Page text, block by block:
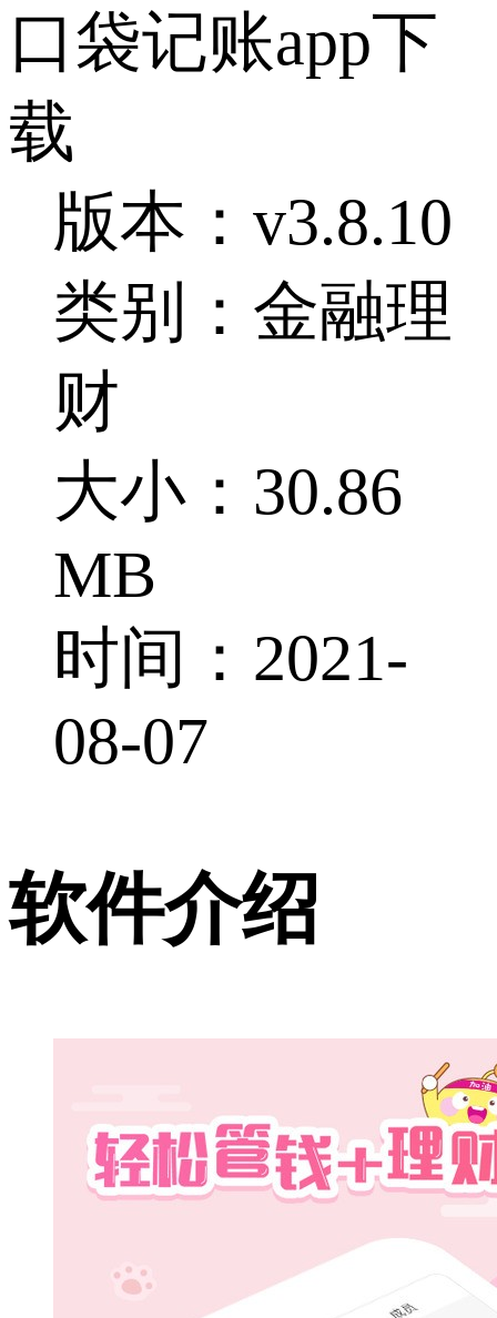
口袋记账app下
载
版本：v3.8.10
类别：金融理
财
大小：30.86
MB
时间：2021-
08-07
软件介绍